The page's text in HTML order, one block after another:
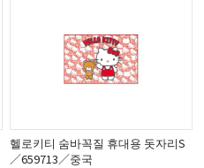
헬로키티 숨바꼭질 휴대용 돗자리S
／659713／중국